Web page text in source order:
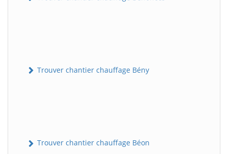
Trouver chantier chauffage Bény
Trouver chantier chauffage Béon